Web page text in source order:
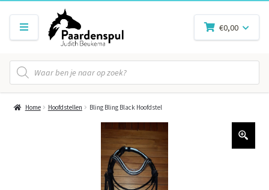
Producten
zoeken
€0,00
Home Hoofdstellen Bling Bling Black Hoofdstel